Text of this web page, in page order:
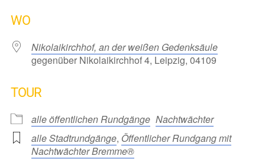
WO
Nikolaikirchhof, an der weißen Gedenksäule
gegenüber Nikolaikirchhof 4, Leipzig, 04109
TOUR
alle öffentlichen Rundgänge Nachtwächter
alle Stadtrundgänge, Öffentlicher Rundgang mit
Nachtwächter Bremme®